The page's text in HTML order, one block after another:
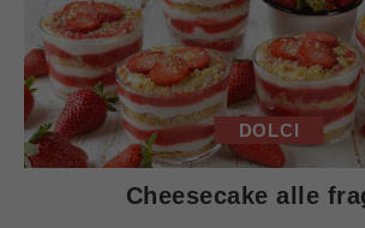
DOLCI
Cheesecake alle